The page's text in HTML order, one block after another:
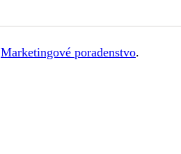
Marketingové poradenstvo.